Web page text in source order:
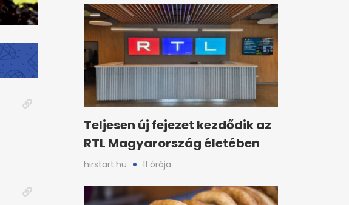
Teljesen új fejezet kezdődik az
RTL Magyarország életében
hirstart.hu 11 órája